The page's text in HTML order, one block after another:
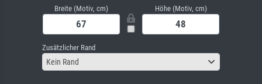
Breite (Motiv, cm) Höhe (Motiv, cm)
Zusätzlicher Rand
Kein Rand